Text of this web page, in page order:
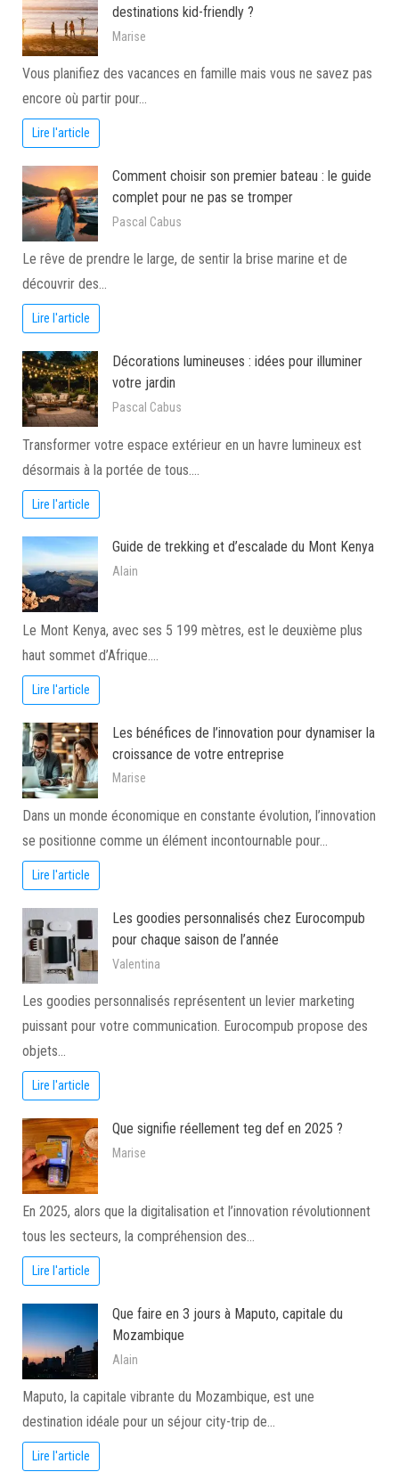
destinations kid-friendly ?
Marise
Vous planifiez des vacances en famille mais vous ne savez pas
encore où partir pour…
Lire l'article
Comment choisir son premier bateau : le guide
complet pour ne pas se tromper
Pascal Cabus
Le rêve de prendre le large, de sentir la brise marine et de
découvrir des…
Lire l'article
Décorations lumineuses : idées pour illuminer
votre jardin
Pascal Cabus
Transformer votre espace extérieur en un havre lumineux est
désormais à la portée de tous.…
Lire l'article
Guide de trekking et d’escalade du Mont Kenya
Alain
Le Mont Kenya, avec ses 5 199 mètres, est le deuxième plus
haut sommet d’Afrique.…
Lire l'article
Les bénéfices de l’innovation pour dynamiser la
croissance de votre entreprise
Marise
Dans un monde économique en constante évolution, l’innovation
se positionne comme un élément incontournable pour…
Lire l'article
Les goodies personnalisés chez Eurocompub
pour chaque saison de l’année
Valentina
Les goodies personnalisés représentent un levier marketing
puissant pour votre communication. Eurocompub propose des
objets…
Lire l'article
Que signifie réellement teg def en 2025 ?
Marise
En 2025, alors que la digitalisation et l’innovation révolutionnent
tous les secteurs, la compréhension des…
Lire l'article
Que faire en 3 jours à Maputo, capitale du
Mozambique
Alain
Maputo, la capitale vibrante du Mozambique, est une
destination idéale pour un séjour city-trip de…
Lire l'article